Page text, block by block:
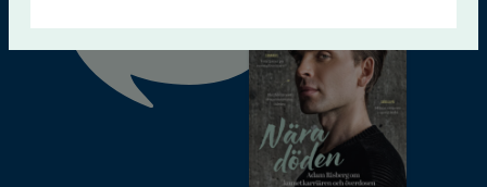
Accent